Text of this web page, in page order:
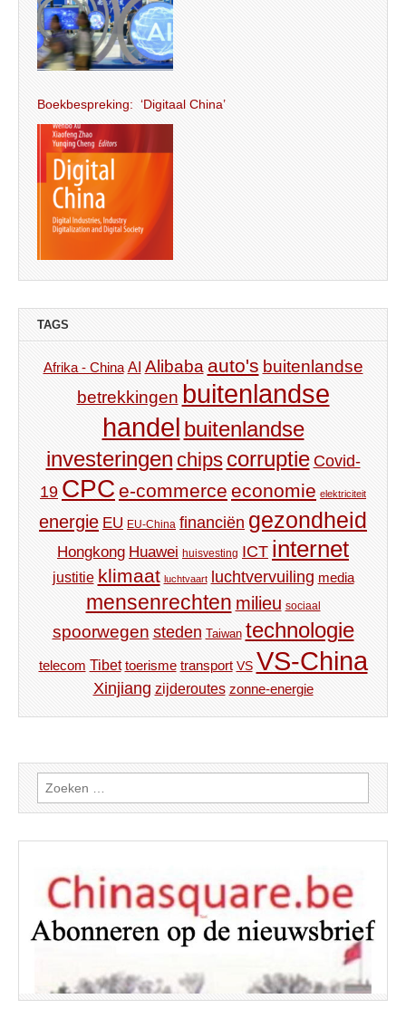
Boekbespreking: ‘Digitaal China’
TAGS
Afrika - China AI Alibaba auto's buitenlandse
betrekkingen buitenlandse
handel buitenlandse
investeringen chips corruptie Covid-
19 CPC e-commerce economie elektriciteit
energie EU EU-China financiën gezondheid
Hongkong Huawei huisvesting ICT internet
justitie klimaat luchtvaart luchtvervuiling media
mensenrechten milieu sociaal
spoorwegen steden Taiwan technologie
telecom Tibet toerisme transport VS VS-China
Xinjiang zijderoutes zonne-energie
Zoeken
naar: